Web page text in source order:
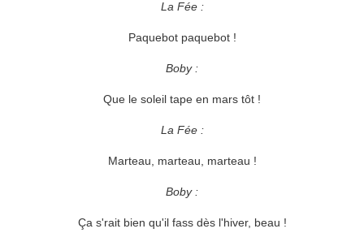
La Fée :
Paquebot paquebot !
Boby :
Que le soleil tape en mars tôt !
La Fée :
Marteau, marteau, marteau !
Boby :
Ça s'rait bien qu'il fass dès l'hiver, beau !